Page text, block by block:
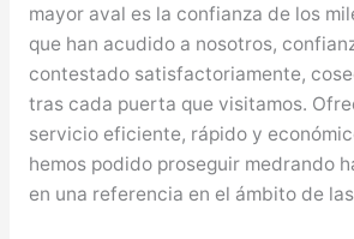
mayor aval es la confianza de los
que han acudido a nosotros,
contestado satisfactoriamente,
tras cada puerta que visitamos.
servicio eficiente, rápido y
hemos podido proseguir medrando
en una referencia en el ámbito de